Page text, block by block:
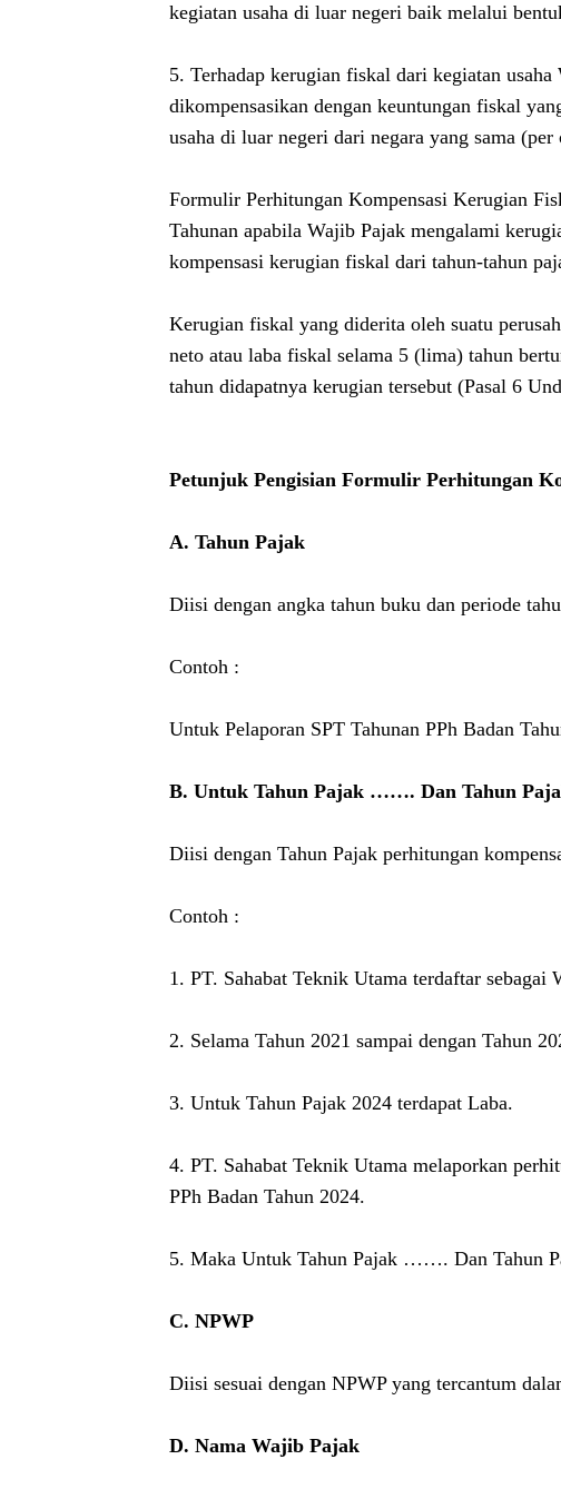
kegiatan usaha di luar negeri baik melalui
5. Terhadap kerugian fiskal dari kegiatan
dikompensasikan dengan keuntungan fiskal
usaha di luar negeri dari negara yang sama (per
Formulir Perhitungan Kompensasi Kerugian
Tahunan apabila Wajib Pajak mengalami
kompensasi kerugian fiskal dari tahun-tahun
Kerugian fiskal yang diderita oleh suatu
neto atau laba fiskal selama 5 (lima) tahun
tahun didapatnya kerugian tersebut (Pasal 6
Petunjuk Pengisian Formulir Perhitungan
A. Tahun Pajak
Diisi dengan angka tahun buku dan periode
Contoh :
Untuk Pelaporan SPT Tahunan PPh Badan
B. Untuk Tahun Pajak ……. Dan Tahun
Diisi dengan Tahun Pajak perhitungan
Contoh :
1. PT. Sahabat Teknik Utama terdaftar sebagai
2. Selama Tahun 2021 sampai dengan Tahun
3. Untuk Tahun Pajak 2024 terdapat Laba.
4. PT. Sahabat Teknik Utama melaporkan
PPh Badan Tahun 2024.
5. Maka Untuk Tahun Pajak ……. Dan Tahun
C. NPWP
Diisi sesuai dengan NPWP yang tercantum
D. Nama Wajib Pajak